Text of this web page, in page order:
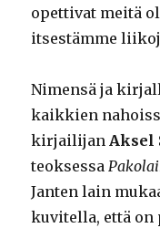
opettivat meitä
itsestämme
Nimensä ja
kaikkien
kirjailijanAksel
teoksessa
Janten lain
kuvitella, että